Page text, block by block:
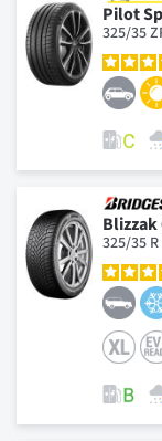
Pilot
325/35
Blizzak
325/35 R